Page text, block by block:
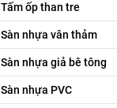
Tấm ốp than tre
Sàn nhựa vân thảm
Sàn nhựa giả bê tông
Sàn nhựa PVC